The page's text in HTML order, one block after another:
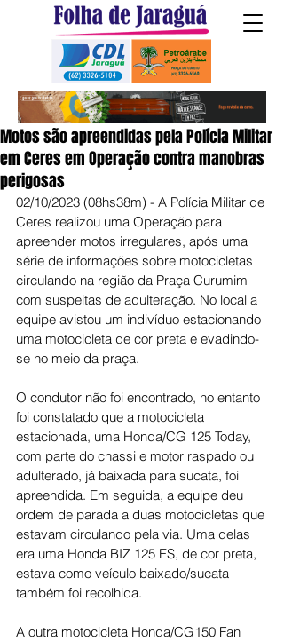
Motos são apreendidas pela Polícia Militar
em Ceres em Operação contra manobras
perigosas
02/10/2023 (08hs38m) - A Polícia Militar de
Ceres realizou uma Operação para
apreender motos irregulares, após uma
série de informações sobre motocicletas
circulando na região da Praça Curumim
com suspeitas de adulteração. No local a
equipe avistou um indivíduo estacionando
uma motocicleta de cor preta e evadindo-
se no meio da praça.
O condutor não foi encontrado, no entanto
foi constatado que a motocicleta
estacionada, uma Honda/CG 125 Today,
com parte do chassi e motor raspado ou
adulterado, já baixada para sucata, foi
apreendida. Em seguida, a equipe deu
ordem de parada a duas motocicletas que
estavam circulando pela via. Uma delas
era uma Honda BIZ 125 ES, de cor preta,
estava como veículo baixado/sucata
também foi recolhida.
A outra motocicleta Honda/CG150 Fan